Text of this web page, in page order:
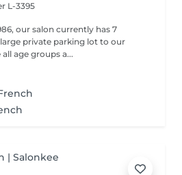
L-3395
our salon currently has 7
private parking lot to our
age groups a...